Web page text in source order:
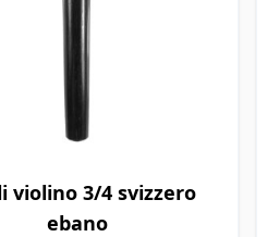
violino 3/4 svizzero
ebano